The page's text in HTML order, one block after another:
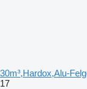
30m³,Hardox,Alu-
17